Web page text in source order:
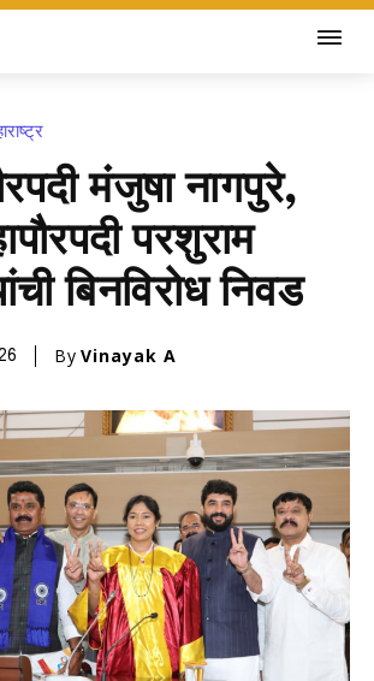
मंजुषा नागपुरे,
परशुराम
बिनविरोध निवड
By Vinayak A